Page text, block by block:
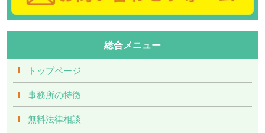
総合メニュー
トップページ
事務所の特徴
無料法律相談